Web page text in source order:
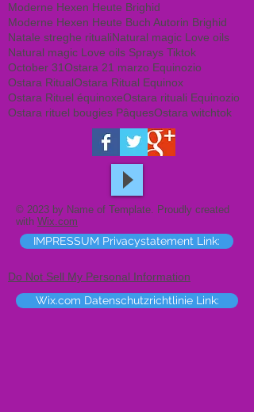
Moderne Hexen Heute Brighid
Moderne Hexen Heute Buch Autorin Brighid
Natale streghe ritualiNatural magic Love oils
Natural magic Love oils Sprays Tiktok
October 31Ostara 21 marzo Equinozio
Ostara RitualOstara Ritual Equinox
Ostara Rituel équinoxeOstara rituali Equinozio
Ostara rituel bougies PâquesOstara witchtok
© 2023 by Name of Template. Proudly created
with Wix.com
IMPRESSUM Privacystatement Link:
Do Not Sell My Personal Information
Wix.com Datenschutzrichtlinie Link: